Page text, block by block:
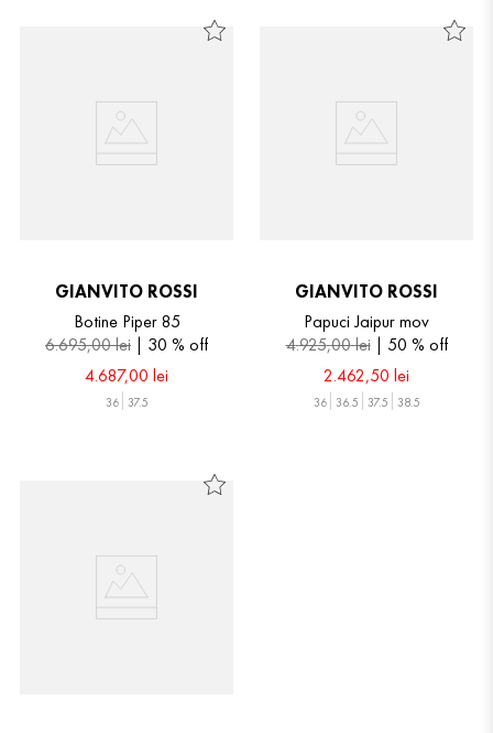
GIANVITO ROSSI
Botine Piper 85
6.695,00lei 30 % off
4.687,00 lei
36 37.5
GIANVITO ROSSI
Papuci Jaipur mov
4.925,00lei 50 % off
2.462,50 lei
36 36.5 37.5 38.5